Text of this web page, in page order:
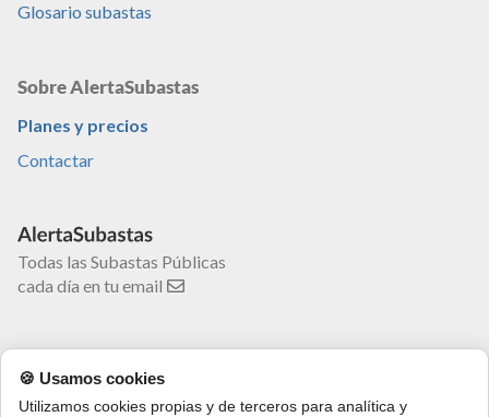
Glosario subastas
Sobre AlertaSubastas
Planes y precios
Contactar
Todas las Subastas Públicas
cada día en tu email
🍪 Usamos cookies
Utilizamos cookies propias y de terceros para analítica y